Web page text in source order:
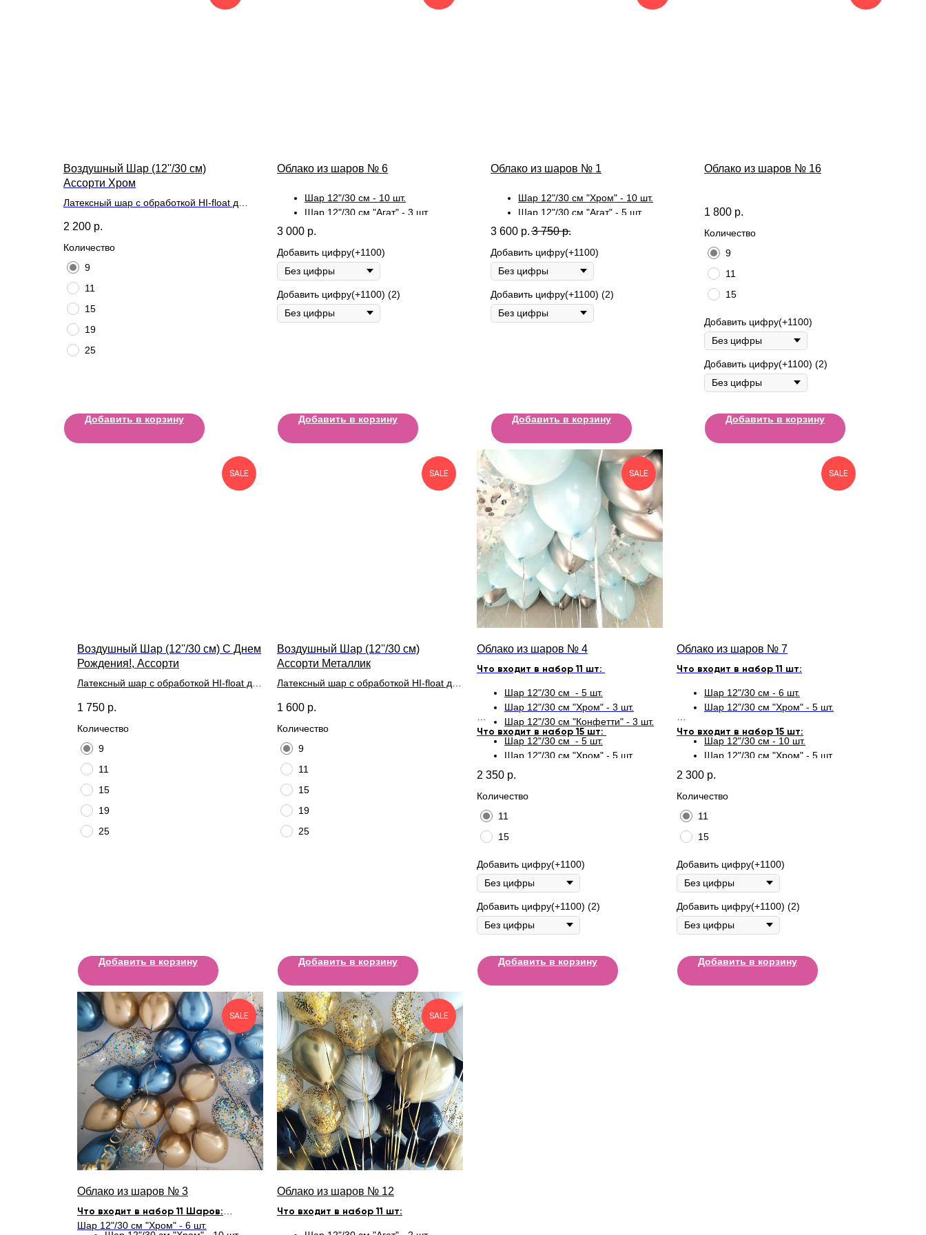
Воздушный Шар (12''/30 см)
Ассорти Хром
Латексный шар с обработкой HI-float для
2 200 р.
Количество
9
11
15
19
25
Добавить в корзину
Облако из шаров № 6
Шар 12"/30 см - 10 шт.
Шар 12"/30 см "Агат" - 3 шт.
Шар 12"/30 см "Конфетти" - 2 шт.
3 000 р.
Добавить цифру(+1100)
Добавить цифру(+1100) (2)
Добавить в корзину
Облако из шаров № 1
Шар 12"/30 см "Хром" - 10 шт.
Шар 12"/30 см "Агат" - 5 шт.
3 600 р. 3 750 р.
Добавить цифру(+1100)
Добавить цифру(+1100) (2)
Добавить в корзину
Облако из шаров № 16
1 800 р.
Количество
9
11
15
Добавить цифру(+1100)
Добавить цифру(+1100) (2)
Добавить в корзину
SALE
Воздушный Шар (12''/30 см) С Днем
Рождения!, Ассорти
Латексный шар с обработкой HI-float для
1 750 р.
Количество
9
11
15
19
25
Добавить в корзину
SALE
Воздушный Шар (12''/30 см)
Ассорти Металлик
Латексный шар с обработкой HI-float для
1 600 р.
Количество
9
11
15
19
25
Добавить в корзину
SALE
Облако из шаров № 4
Что входит в набор 11 шт:
Шар 12"/30 см - 5 шт.
Шар 12"/30 см "Хром" - 3 шт.
Шар 12"/30 см "Конфетти" - 3 шт.
Что входит в набор 15 шт:
Шар 12"/30 см - 5 шт.
Шар 12"/30 см "Хром" - 5 шт.
Шар 12"/30 см "Конфетти" - 5 шт.
2 350 р.
Количество
11
15
Добавить цифру(+1100)
Добавить цифру(+1100) (2)
Добавить в корзину
SALE
Облако из шаров № 7
Что входит в набор 11 шт:
Шар 12"/30 см - 6 шт.
Шар 12"/30 см "Хром" - 5 шт.
Что входит в набор 15 шт:
Шар 12"/30 см - 10 шт.
Шар 12"/30 см "Хром" - 5 шт.
2 300 р.
Количество
11
15
Добавить цифру(+1100)
Добавить цифру(+1100) (2)
Добавить в корзину
SALE
Облако из шаров № 3
Что входит в набор 11 Шаров:
Шар 12"/30 см "Хром" - 6 шт.
SALE
Облако из шаров № 12
Что входит в набор 11 шт: